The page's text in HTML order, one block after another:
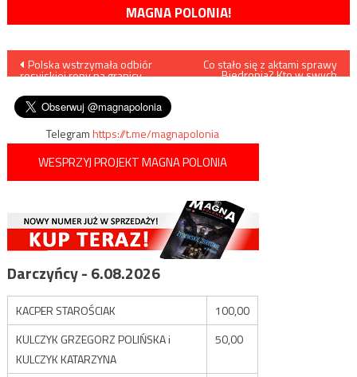
MAGNA POLONIA!
Nawigacja
wpisu
Polska wstrzymała odbiór
rosyjskiej ropy na granicy
Co stało się z aktami sprawy
Biedronia? Kto w swych
Telegramhttps://t.me/magnapolonia
WESPRZYJ PROJEKT MAGNA POLONIA
Darczyńcy - 6.08.2026
KACPER STAROŚCIAK
100,00
KULCZYK GRZEGORZ POLIŃSKA i
KULCZYK KATARZYNA
50,00